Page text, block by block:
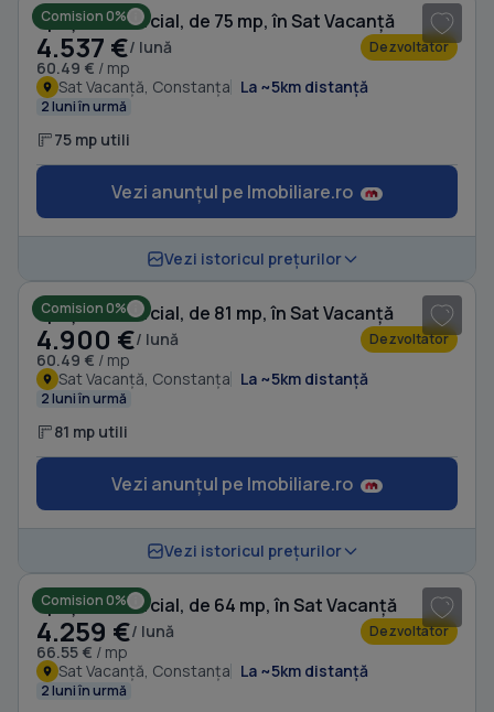
Comision 0%
Spațiu comercial, de 75 mp, în Sat Vacanță
4.537 €/ lună
60.49 € / mp
Dezvoltator
Sat Vacanță, Constanța La ~5km distanță
2 luni în urmă
75 mp utili
Vezi anunțul pe Imobiliare.ro
Vezi istoricul prețurilor
Comision 0%
Spațiu comercial, de 81 mp, în Sat Vacanță
4.900 €/ lună
60.49 € / mp
Dezvoltator
Sat Vacanță, Constanța La ~5km distanță
2 luni în urmă
81 mp utili
Vezi anunțul pe Imobiliare.ro
Vezi istoricul prețurilor
Comision 0%
Spațiu comercial, de 64 mp, în Sat Vacanță
4.259 €/ lună
66.55 € / mp
Dezvoltator
Sat Vacanță, Constanța La ~5km distanță
2 luni în urmă